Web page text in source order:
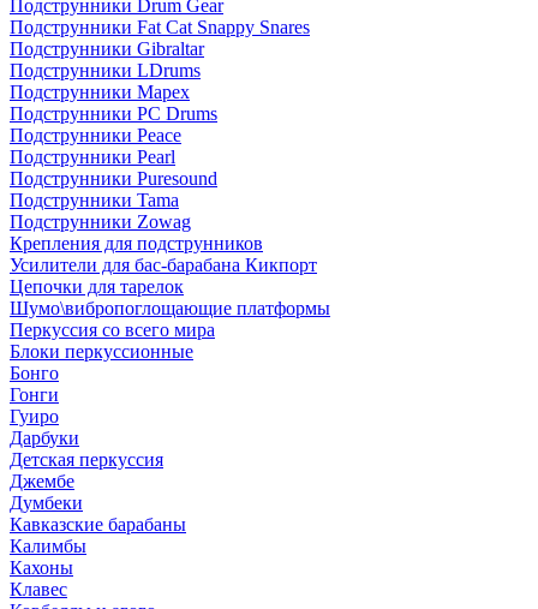
Подструнники Drum Gear
Подструнники Fat Cat Snappy Snares
Подструнники Gibraltar
Подструнники LDrums
Подструнники Mapex
Подструнники PC Drums
Подструнники Peace
Подструнники Pearl
Подструнники Puresound
Подструнники Tama
Подструнники Zowag
Крепления для подструнников
Усилители для бас-барабана Кикпорт
Цепочки для тарелок
Шумо\вибропоглощающие платформы
Перкуссия со всего мира
Блоки перкуссионные
Бонго
Гонги
Гуиро
Дарбуки
Детская перкуссия
Джембе
Думбеки
Кавказские барабаны
Калимбы
Кахоны
Клавес